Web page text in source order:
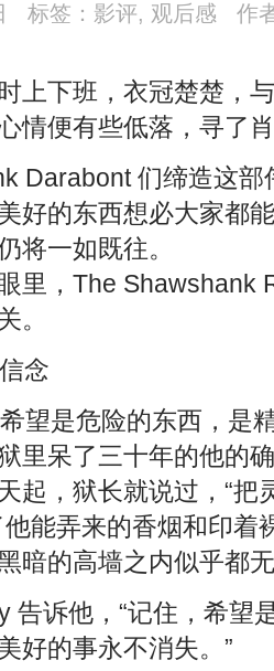
标签： 影评, 观后感
作
下班，衣冠楚楚，与
情便有些低落，寻了
们缔造这部
好的东西想必大家都
将一如既往。
，The Shawshank
。
念
是危险的东西，是
里呆了三十年的他的
起，狱长就说过，“把
他能弄来的香烟和印着
暗的高墙之内似乎都
诉他，“记住，希望
好的事永不消失。”